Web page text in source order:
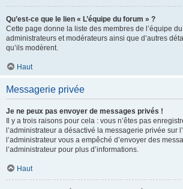
Qu’est-ce que le lien « L’équipe du forum » ?
Cette page donne la liste des membres de l’équipe
administrateurs et modérateurs ainsi que d’autres
qu’ils modèrent.
Haut
Messagerie privée
Je ne peux pas envoyer de messages privés !
Il y a trois raisons pour cela : vous n’êtes pas
l’administrateur a désactivé la messagerie privée sur
l’administrateur vous a empêché d’envoyer des
l’administrateur pour plus d’informations.
Haut